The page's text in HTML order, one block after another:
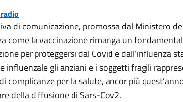
di comunicazione, promossa dal Ministero
come la vaccinazione rimanga un
per proteggersi dal Covid e dall’influenza
influenzale gli anziani e i soggetti fragili
complicanze per la salute, ancor più
della diffusione di Sars-Cov2.